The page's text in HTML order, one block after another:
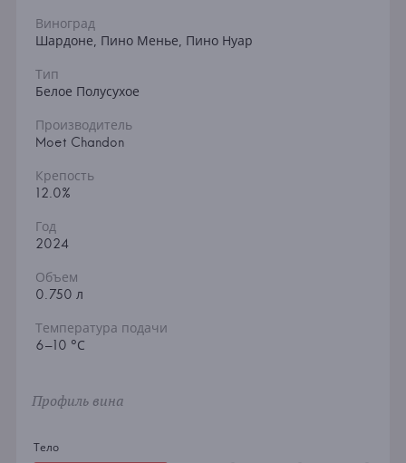
Виноград
Шардоне, Пино Менье, Пино Нуар
Тип
Белое Полусухое
Производитель
Moet Chandon
Крепость
12.0%
Год
2024
Объем
0.750 л
Температура подачи
6–10 °С
Профиль вина
Тело